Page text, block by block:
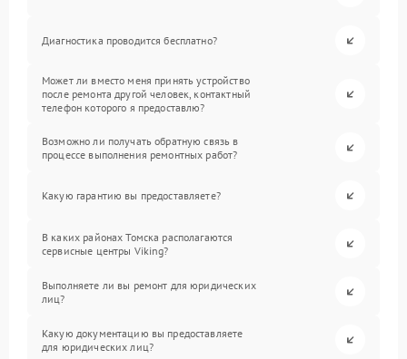
Диагностика проводится бесплатно?
Может ли вместо меня принять устройство
после ремонта другой человек, контактный
телефон которого я предоставлю?
Возможно ли получать обратную связь в
процессе выполнения ремонтных работ?
Какую гарантию вы предоставляете?
В каких районах Томска располагаются
сервисные центры Viking?
Выполняете ли вы ремонт для юридических
лиц?
Какую документацию вы предоставляете
для юридических лиц?